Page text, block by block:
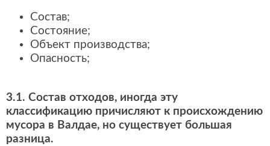
Состав;
Состояние;
Объект производства;
Опасность;
3.1. Состав отходов, иногда эту
классификацию причисляют к происхождению
мусора в Валдае, но существует большая
разница.